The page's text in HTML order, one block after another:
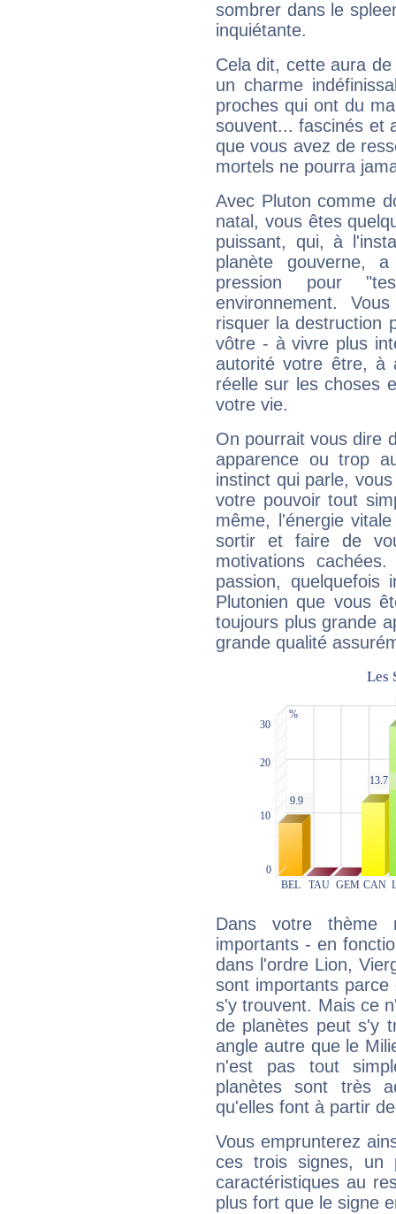
sombrer dans le
inquiétante.
Cela dit, cette aura
un charme
proches qui ont du
souvent... fascinés et
que vous avez de
mortels ne pourra
Avec Pluton comme
natal, vous êtes
puissant, qui, à
planète gouverne,
pression pour
environnement.
risquer la destruction
vôtre - à vivre plus
autorité votre être, à
réelle sur les choses
votre vie.
On pourrait vous dire
apparence ou trop
instinct qui parle,
votre pouvoir tout
même, l'énergie
sortir et faire de
motivations
passion, quelquefois
Plutonien que vous
toujours plus grande
grande qualité
Dans votre thème
importants - en
dans l'ordre Lion,
sont importants parce
s'y trouvent. Mais ce
de planètes peut s'y
angle autre que le
n'est pas tout
planètes sont très
qu'elles font à partir
Vous emprunterez
ces trois signes, un
caractéristiques au
plus fort que le signe